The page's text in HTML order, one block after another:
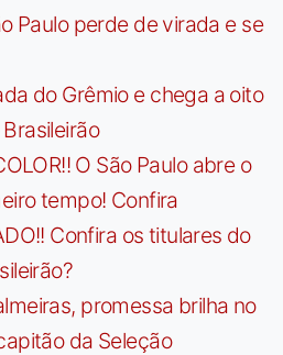
Paulo perde de virada e se
do Grêmio e chega a oito
O São Paulo abre o
tempo! Confira
Confira os titulares do
promessa brilha no
da Seleção